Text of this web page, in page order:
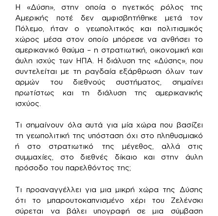
Η «Δύση», στην οποία ο ηγετικός ρόλος της
Αμερικής ποτέ δεν αμφισβητήθηκε μετά τον
Πόλεμο, ήταν ο γεωπολιτικός και πολιτισμικός
χώρος μέσα στον οποίο μπόρεσε να ανθήσει το
αμερικανικό θαύμα – η στρατιωτική, οικονομική και
άυλη ισχύς των ΗΠΑ. Η διάλυση της «Δύσης», που
συντελείται με τη ραγδαία εξάρθρωση όλων των
αρμών του διεθνούς συστήματος, σημαίνει
πρωτίστως και τη διάλυση της αμερικανικής
ισχύος.
Τι σημαίνουν όλα αυτά για μία χώρα που βασίζει
τη γεωπολιτική της υπόσταση όχι στo πληθυσμιακό
ή στο στρατιωτικό της μέγεθος, αλλά στις
συμμαχίες, στο διεθνές δίκαιο και στην άυλη
πρόσοδο του παρελθόντος της;
Τι προαναγγέλλει για μια μικρή χώρα της Δύσης
ότι το μπαρουτοκαπνισμένο χέρι του Ζελένσκι
σύρεται να βάλει υπογραφή σε μια σύμβαση